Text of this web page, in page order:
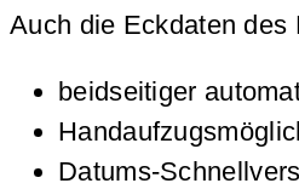
Auch die Eckdaten des
beidseitiger
Datums-